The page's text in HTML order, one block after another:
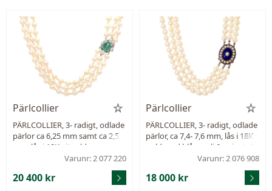
Pärlcollier
PÄRLCOLLIER, 3- radigt, odlade
pärlor ca 6,25 mm samt ca 2,5
mm, lås i 18K vitguld, smaragd,
4 äldre briljantslipade diamante
r ca 0,90 ctv, Erik Thomassons G
uld- & Juvelfirma, Stockholm 19
Varunr: 2 077 220
20 400 kr
Pärlcollier
PÄRLCOLLIER, 3- radigt, odlade
pärlor, ca 7,4- 7,6 mm, lås i 18K
guld med blå emalj & orientalis
ka halvpärlor, längd 38 cm.
Varunr: 2 076 908
18 000 kr